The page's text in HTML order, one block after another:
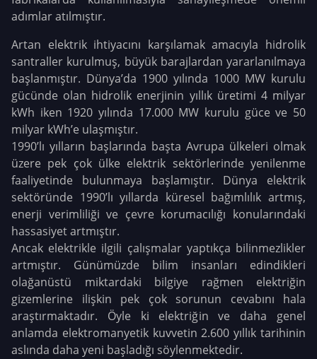
adımlar atılmıştır.
Artan elektrik ihtiyacını karşılamak amacıyla hidrolik
santraller kurulmuş, büyük barajlardan yararlanılmaya
başlanmıştır. Dünya’da 1900 yılında 1000 MW kurulu
gücünde olan hidrolik enerjinin yıllık üretimi 4 milyar
kWh iken 1920 yılında 17.000 MW kurulu güce ve 50
milyar kWh’e ulaşmıştır.
1990’lı yılların başlarında başta Avrupa ülkeleri olmak
üzere pek çok ülke elektrik sektörlerinde yenilenme
faaliyetinde bulunmaya başlamıştır. Dünya elektrik
sektöründe 1990’lı yıllarda küresel bağımlılık artmış,
enerji verimliliği ve çevre korumacılığı konularındaki
hassasiyet artmıştır.
Ancak elektrikle ilgili çalışmalar yaptıkça bilinmezlikler
artmıştır. Günümüzde bilim insanları edindikleri
olağanüstü miktardaki bilgiye rağmen elektriğin
gizemlerine ilişkin pek çok sorunun cevabını hala
araştırmaktadır. Öyle ki elektriğin ve daha genel
anlamda elektromanyetik kuvvetin 2.600 yıllık tarihinin
aslında daha yeni başladığı söylenmektedir.